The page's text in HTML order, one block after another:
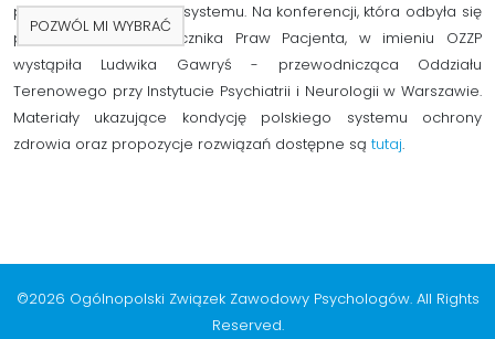
pacjentocentrycznego systemu. Na konferencji, która odbyła się
pod patronatem Rzecznika Praw Pacjenta, w imieniu OZZP
wystąpiła Ludwika Gawryś - przewodnicząca Oddziału
Terenowego przy Instytucie Psychiatrii i Neurologii w Warszawie.
Materiały ukazujące kondycję polskiego systemu ochrony
zdrowia oraz propozycje rozwiązań dostępne są tutaj.
©2026 Ogólnopolski Związek Zawodowy Psychologów. All Rights
Reserved.
POZWÓL MI WYBRAĆ